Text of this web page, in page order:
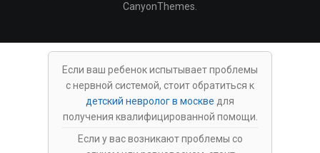
CanyonThemes.
Если ваш ребенок испытывает проблемы
с нервной системой, стоит обратиться к
детский невролог в москве для
получения квалифицированной помощи.
Если у вас возникают проблемы со